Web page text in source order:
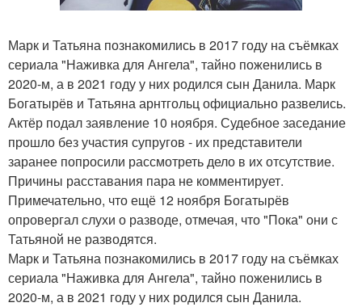
Марк и Татьяна познакомились в 2017 году на съёмках
сериала "Наживка для Ангела", тайно поженились в
2020-м, а в 2021 году у них родился сын Данила. Марк
Богатырёв и Татьяна арнтгольц официально развелись.
Актёр подал заявление 10 ноября. Судебное заседание
прошло без участия супругов - их представители
заранее попросили рассмотреть дело в их отсутствие.
Причины расставания пара не комментирует.
Примечательно, что ещё 12 ноября Богатырёв
опровергал слухи о разводе, отмечая, что "Пока" они с
Татьяной не разводятся.
Марк и Татьяна познакомились в 2017 году на съёмках
сериала "Наживка для Ангела", тайно поженились в
2020-м, а в 2021 году у них родился сын Данила.